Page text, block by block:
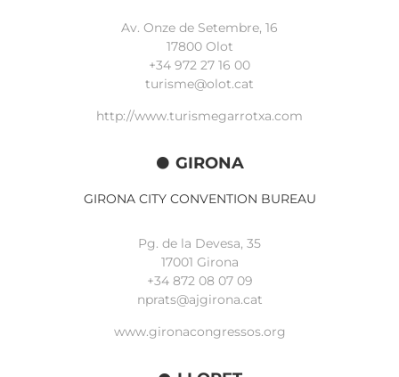
Av. Onze de Setembre, 16
17800 Olot
+34 972 27 16 00
turisme@olot.cat
http://www.turismegarrotxa.com
GIRONA
GIRONA CITY CONVENTION BUREAU
Pg. de la Devesa, 35
17001 Girona
+34 872 08 07 09
nprats@ajgirona.cat
www.gironacongressos.org